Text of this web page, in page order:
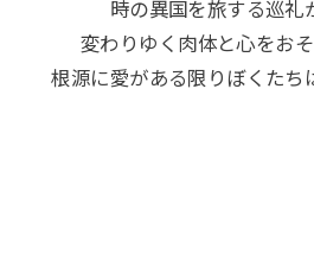
時の異国を旅する巡礼
変わりゆく肉体と心をお
根源に愛がある限りぼくたち